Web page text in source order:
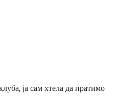
ја сам хтела да пратимо